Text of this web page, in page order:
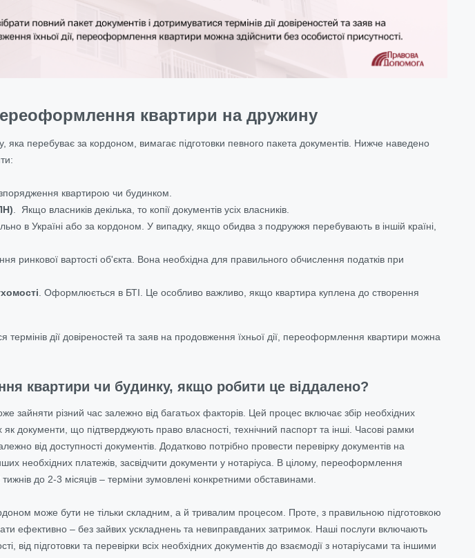
квартири на дружину
перебуває за кордоном, вимагає підготовки певного пакета документів. Нижче наведено
квартирою чи будинком.
. Якщо власників декілька, то копії документів усіх власників.
в Україні або за кордоном. У випадку, якщо обидва з подружжя перебувають в іншій країні,
ринкової вартості об'єкта. Вона необхідна для правильного обчислення податків при
. Оформлюється в БТІ. Це особливо важливо, якщо квартира куплена до створення
термінів дії довіреностей та заяв на продовження їхньої дії, переоформлення квартири можна
квартири чи будинку, якщо робити це віддалено?
зайняти різний час залежно від багатьох факторів. Цей процес включає збір необхідних
документи, що підтверджують право власності, технічний паспорт та інші. Часові рамки
від доступності документів. Додатково потрібно провести перевірку документів на
необхідних платежів, засвідчити документи у нотаріуса. В цілому, переоформлення
до 2-3 місяців – терміни зумовлені конкретними обставинами.
може бути не тільки складним, а й тривалим процесом. Проте, з правильною підготовкою
ефективно – без зайвих ускладнень та невиправданих затримок. Наші послуги включають
підготовки та перевірки всіх необхідних документів до взаємодії з нотаріусами та іншими